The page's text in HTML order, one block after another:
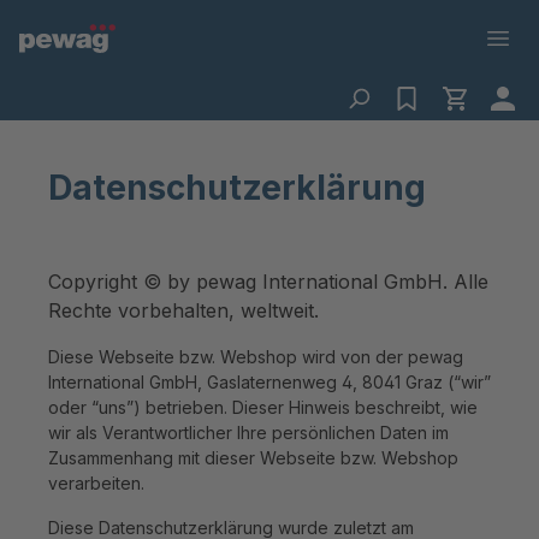
Datenschutzerklärung
Copyright © by pewag International GmbH. Alle
Rechte vorbehalten, weltweit.
Diese Webseite bzw. Webshop wird von der pewag
International GmbH, Gaslaternenweg 4, 8041 Graz (“wir”
oder “uns”) betrieben. Dieser Hinweis beschreibt, wie
wir als Verantwortlicher Ihre persönlichen Daten im
Zusammenhang mit dieser Webseite bzw. Webshop
verarbeiten.
Diese Datenschutzerklärung wurde zuletzt am